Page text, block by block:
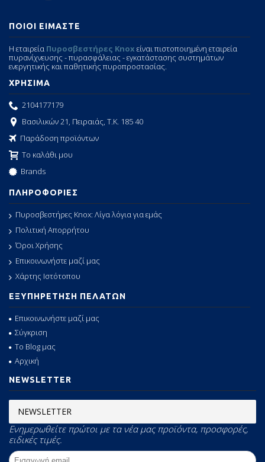
ΠΟΙΟΙ ΕΙΜΑΣΤΕ
Η εταιρεία Πυροσβεστήρες Knox είναι πιστοποιημένη εταιρεία
πυρανίχνευσης - πυρασφάλειας - εγκατάστασης συστημάτων
ενεργητικής και παθητικής πυροπροστασίας.
ΧΡΗΣΙΜΑ
2104177179
Βασιλικών 21, Πειραιάς, Τ.Κ. 185 40
Παράδοση προϊόντων
Το καλάθι μου
Brands
ΠΛΗΡΟΦΟΡΙΕΣ
Πυροσβεστήρες Knox: Λίγα λόγια για εμάς
Πολιτική Απορρήτου
Όροι Χρήσης
Επικοινωνήστε μαζί μας
Χάρτης Ιστότοπου
ΕΞΥΠΗΡΕΤΗΣΗ ΠΕΛΑΤΩΝ
Επικοινωνήστε μαζί μας
Σύγκριση
Το Blog μας
Αρχική
NEWSLETTER
NEWSLETTER
Ενημερωθείτε πρώτοι με τα νέα μας προϊόντα, προσφορές,
ειδικές τιμές.